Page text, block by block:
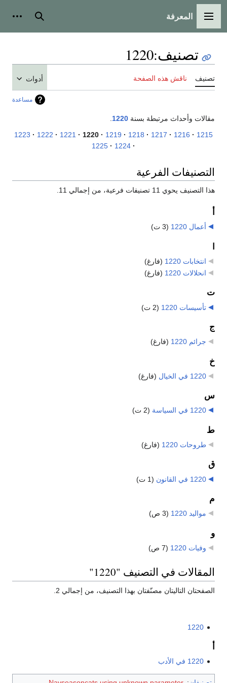
القائمة الرئيسية
المعرفة بحث
تصنيف:
1220
تصنيف ناقش هذه الصفحة أدوات
مساعدة
مقالات وأحداث مرتبطة بسنة 1220
1215
1216
1217
1218
1219
1220
1221
1222
1223
1224
1225
التصنيفات الفرعية
هذا التصنيف يحوي 11 تصنيفات فرعية، من إجمالي 11.
أعمال 1220 (3 ت)
انتخابات 1220
(فارغ)
انحلالات 1220
(فارغ)
ت
تأسيسات 1220 (2 ت)
ج
جرائم 1220 (فارغ)
خ
1220 في الخيال (فارغ)
س
1220 في السياسة (2 ت)
ط
طروحات 1220 (فارغ)
ق
1220 في القانون (1 ت)
م
مواليد 1220 (3 ص)
و
وفيات 1220 (7 ص)
المقالات في التصنيف "1220"
الصفحتان التاليتان مصنّفتان بهذا التصنيف، من إجمالي 2.
1220
1220 في الأدب